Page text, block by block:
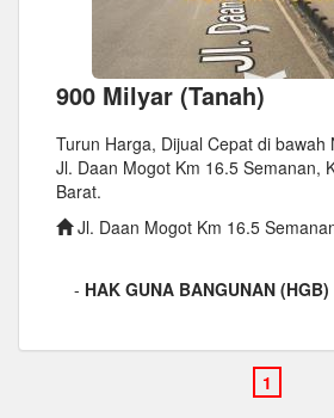
900 Milyar (Tanah)
Turun Harga, Dijual Cepat di bawah
Jl. Daan Mogot Km 16.5 Semanan,
Barat.
Jl. Daan Mogot Km 16.5
- HAK GUNA BANGUNAN (HGB)